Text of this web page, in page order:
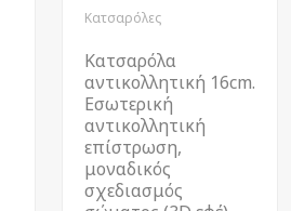
Κατσαρόλες
Κατσαρόλα
αντικολλητική 16cm.
Εσωτερική
αντικολλητική
επίστρωση,
μοναδικός
σχεδιασμός